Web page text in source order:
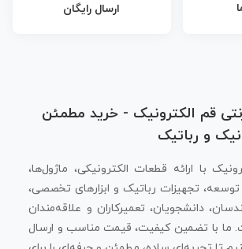
ارسال رایگان
قم الکترونیک - خرید مطمئن
و رباتیک
با ارائه قطعات الکترونیکی، ماژول‌ها،
تجهیزات رباتیک و ابزارهای تخصصی،
دانشجویان، تعمیرکاران و علاقه‌مندان
ما با تضمین کیفیت، قیمت مناسب و ارسال